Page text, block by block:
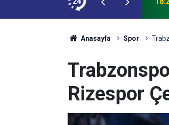
Anasayfa Spor
Rizespor